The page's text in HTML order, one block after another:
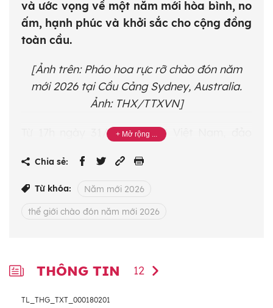
và ước vọng về một năm mới hòa bình, no
ấm, hạnh phúc và khởi sắc cho cộng đồng
toàn cầu.
[Ảnh trên: Pháo hoa rực rỡ chào đón năm
mới 2026 tại Cầu Cảng Sydney, Australia.
Ảnh: THX/TTXVN]
Từ 17h ngày 31/12 theo giờ Việt Nam, đảo
thế giới đón thời khắc 0h ngày 1/1/2026. Đến
18h theo giờ Việt Nam, New Zealand, Tonga
2025. Trong khi đó, vùng lãnh thổ hải ngoại
2026./.
Chia sẻ:
Từ khóa: Năm mới 2026
thế giới chào đón năm mới 2026
THÔNG TIN 12
TL_THG_TXT_000180201